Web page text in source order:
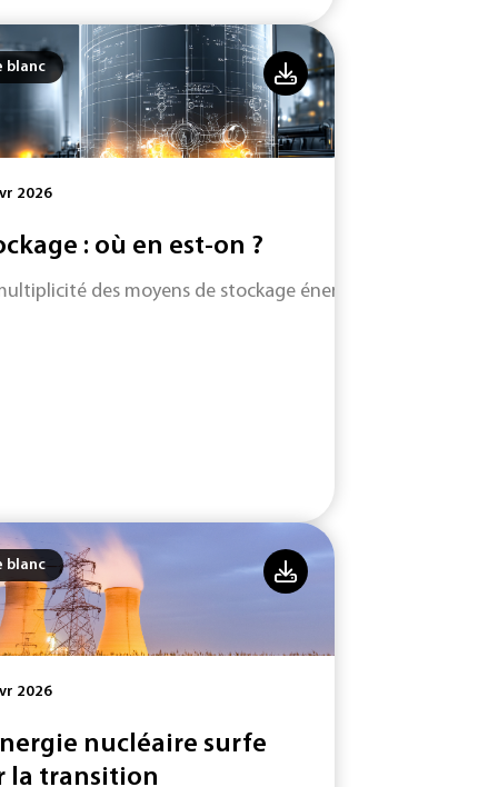
blanc
2026
: où en est-on ?
des moyens de stockage énergétique se
blanc
2026
nucléaire surfe
la transition